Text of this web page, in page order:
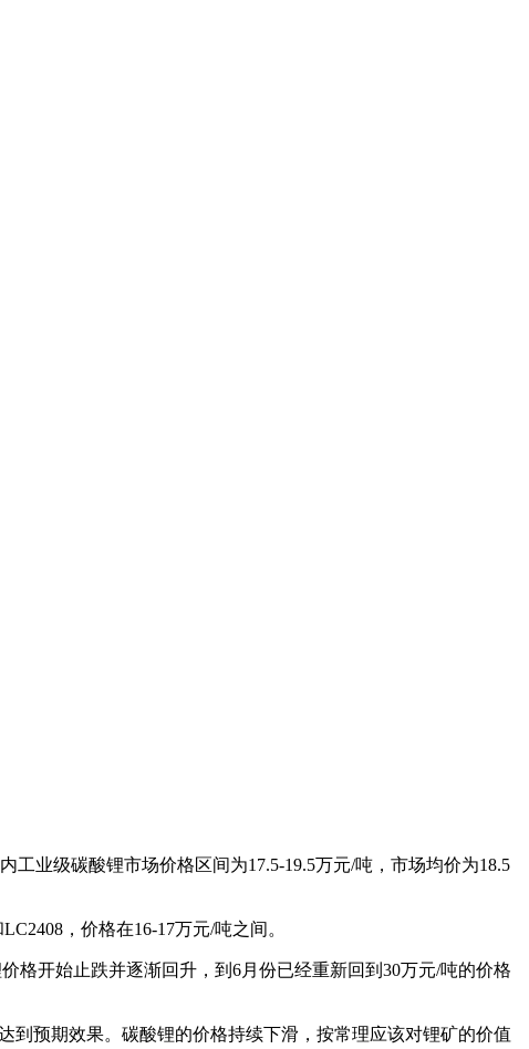
工业级碳酸锂市场价格区间为17.5-19.5万元/吨，市场均价为18.5
，价格在16-17万元/吨之间。
格开始止跌并逐渐回升，到6月份已经重新回到30万元/吨的价格
到预期效果。碳酸锂的价格持续下滑，按常理应该对锂矿的价值